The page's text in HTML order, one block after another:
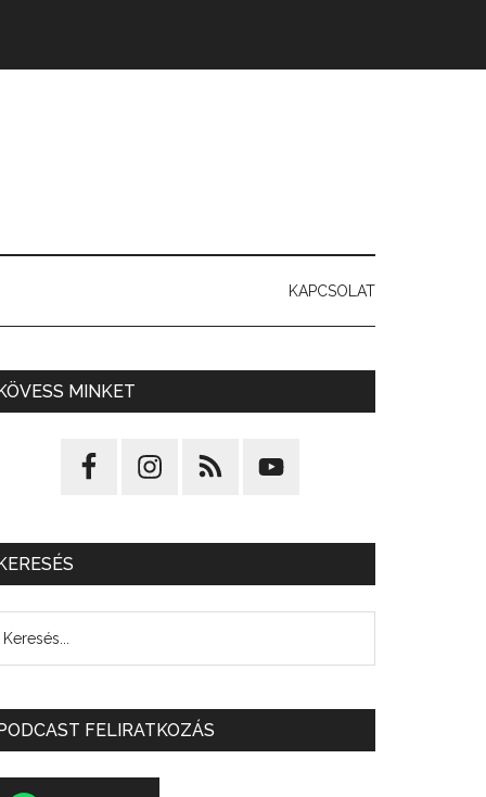
KAPCSOLAT
MINKET
FELIRATKOZÁS